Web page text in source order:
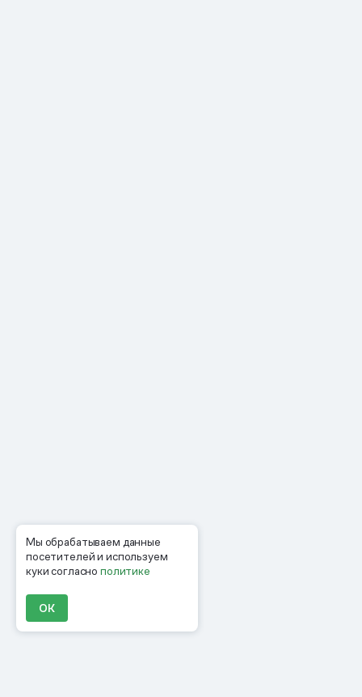
Мы обрабатываем данные
посетителей и используем
куки согласнополитике
ОК